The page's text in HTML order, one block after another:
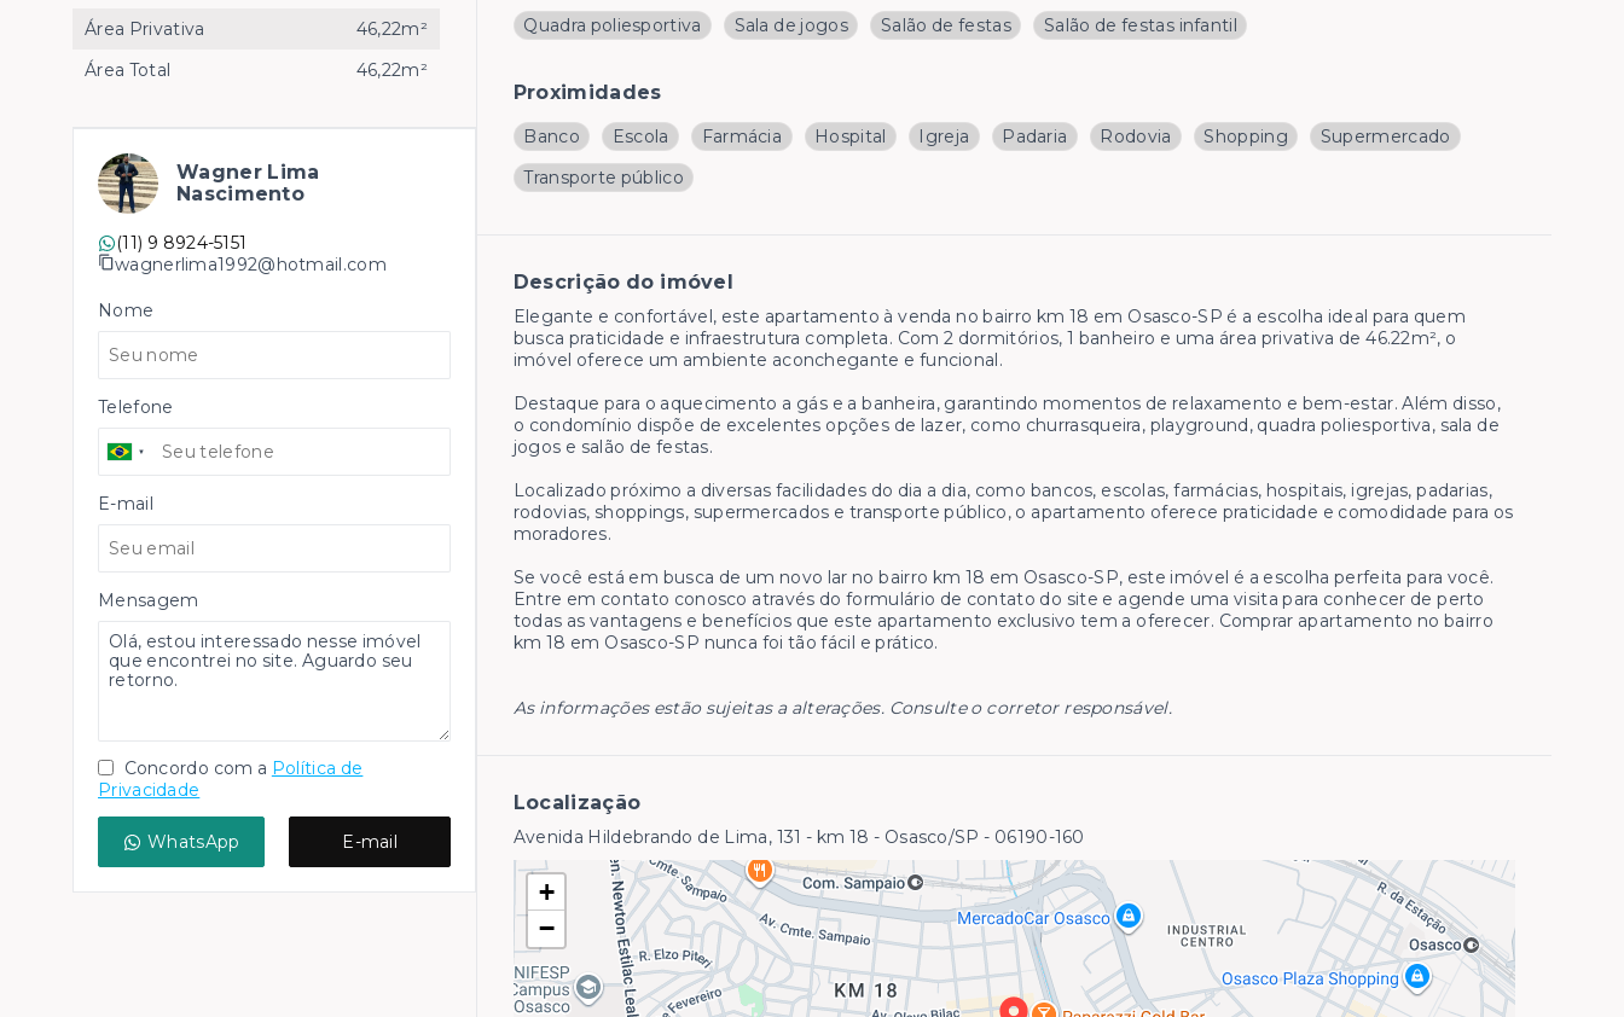
Quadra poliesportiva
Sala de jogos Salão de festas Salão de festas infantil
Proximidades
Banco Escola Farmácia Hospital Igreja Padaria Rodovia Shopping
Supermercado
Transporte público
Descrição do imóvel
Elegante e confortável, este apartamento à venda no bairro km 18 em Osasco-SP é a escolha ideal para quem
busca praticidade e infraestrutura completa. Com 2 dormitórios, 1 banheiro e uma área privativa de 46.22m², o
imóvel oferece um ambiente aconchegante e funcional.
Destaque para o aquecimento a gás e a banheira, garantindo momentos de relaxamento e bem-estar. Além disso,
o condomínio dispõe de excelentes opções de lazer, como churrasqueira, playground, quadra poliesportiva, sala de
jogos e salão de festas.
Localizado próximo a diversas facilidades do dia a dia, como bancos, escolas, farmácias, hospitais, igrejas, padarias,
rodovias, shoppings, supermercados e transporte público, o apartamento oferece praticidade e comodidade para os
moradores.
Se você está em busca de um novo lar no bairro km 18 em Osasco-SP, este imóvel é a escolha perfeita para você.
Entre em contato conosco através do formulário de contato do site e agende uma visita para conhecer de perto
todas as vantagens e benefícios que este apartamento exclusivo tem a oferecer. Comprar apartamento no bairro
km 18 em Osasco-SP nunca foi tão fácil e prático.
As informações estão sujeitas a alterações. Consulte o corretor responsável.
Localização
Avenida Hildebrando de Lima, 131 - km 18 - Osasco/SP - 06190-160
+
−
Área Privativa
46,22m²
Área Total
46,22m²
Wagner Lima
Nascimento
(11) 9 8924-5151
wagnerlima1992@hotmail.com
Nome
Telefone
E-mail
Mensagem
Concordo com a Política de
Privacidade
WhatsApp E-mail